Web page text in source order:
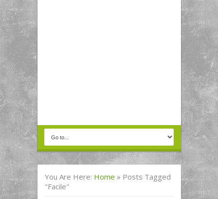
You Are Here: Home » Posts Tagged
"facile"